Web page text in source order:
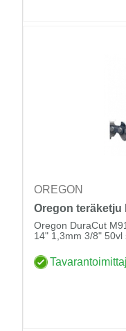
OREGON
Oregon teräketju
Oregon DuraCut
14" 1,3mm 3/8" 50vl